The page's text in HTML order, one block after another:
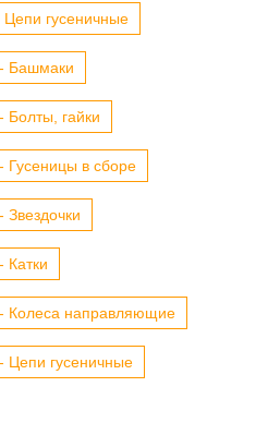
Цепи гусеничные
Башмаки
Болты, гайки
Гусеницы в сборе
Звездочки
Катки
Колеса направляющие
Цепи гусеничные